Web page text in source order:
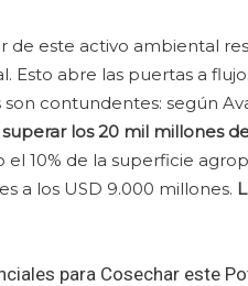
de este activo ambiental
Esto abre las puertas a
contundentes: según
los 20 mil millones
el 10% de la superficie
a los USD 9.000 millones.
para Cosechar este